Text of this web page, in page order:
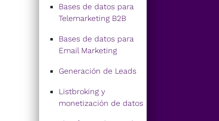
Bases de datos para
Telemarketing B2B
Bases de datos para
Email Marketing
Generación de Leads
Listbroking y
monetización de datos